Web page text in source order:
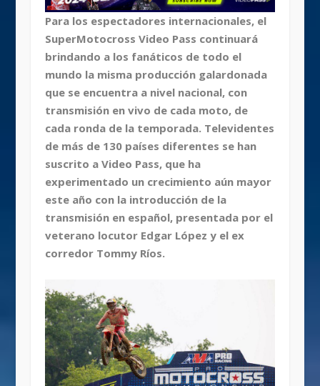
Para los espectadores internacionales, el
SuperMotocross Video Pass continuará
brindando a los fanáticos de todo el
mundo la misma producción galardonada
que se encuentra a nivel nacional, con
transmisión en vivo de cada moto, de
cada ronda de la temporada. Televidentes
de más de 130 países diferentes se han
suscrito a Video Pass, que ha
experimentado un crecimiento aún mayor
este año con la introducción de la
transmisión en español, presentada por el
veterano locutor Edgar López y el ex
corredor Tommy Ríos.